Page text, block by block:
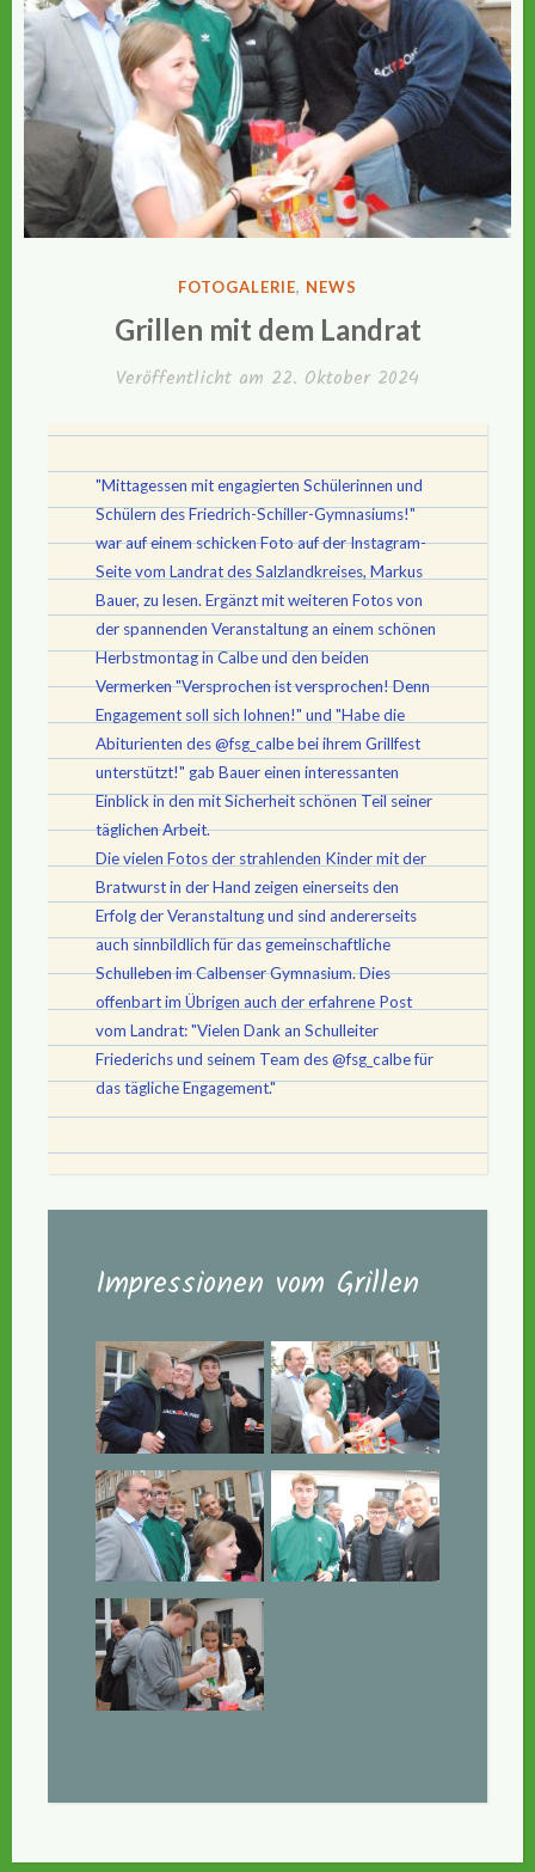
VERÖFFENTLICHT
FOTOGALERIE, NEWS
Grillen mit dem Landrat
Veröffentlicht am 22. Oktober 2024
"Mittagessen mit engagierten Schülerinnen und
Schülern des Friedrich-Schiller-Gymnasiums!"
war auf einem schicken Foto auf der Instagram-
Seite vom Landrat des Salzlandkreises, Markus
Bauer, zu lesen. Ergänzt mit weiteren Fotos von
der spannenden Veranstaltung an einem schönen
Herbstmontag in Calbe und den beiden
Vermerken "Versprochen ist versprochen! Denn
Engagement soll sich lohnen!" und "Habe die
Abiturienten des @fsg_calbe bei ihrem Grillfest
unterstützt!" gab Bauer einen interessanten
Einblick in den mit Sicherheit schönen Teil seiner
täglichen Arbeit.
Die vielen Fotos der strahlenden Kinder mit der
Bratwurst in der Hand zeigen einerseits den
Erfolg der Veranstaltung und sind andererseits
auch sinnbildlich für das gemeinschaftliche
Schulleben im Calbenser Gymnasium. Dies
offenbart im Übrigen auch der erfahrene Post
vom Landrat: "Vielen Dank an Schulleiter
Friederichs und seinem Team des @fsg_calbe für
das tägliche Engagement."
Impressionen vom Grillen